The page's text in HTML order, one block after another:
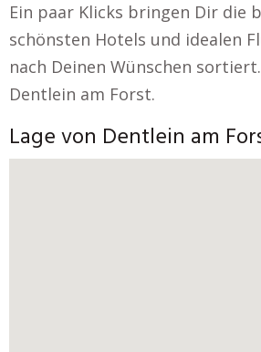
Ein paar Klicks bringen Dir die
schönsten Hotels und idealen
nach Deinen Wünschen
Dentlein am Forst.
Lage von Dentlein am